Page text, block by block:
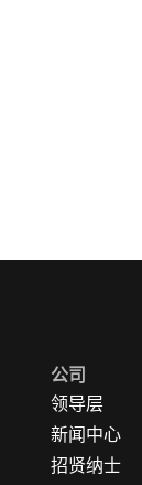
公司
领导层
新闻中心
招贤纳士